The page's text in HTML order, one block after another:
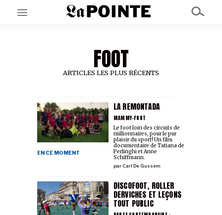
EN CE MOMENT
AU LARGE
À PROPOS
NOS PARTENAIRES
SOUTENEZ NOUS
FOOT
ARTICLES LES PLUS RÉCENTS
LA REMONTADA
MAMMY-FOOT
EN CE MOMENT
par Carl De Gussem
Le foot loin des circuits de
millionnaires, pour le pur
plaisir du sport! Un film
documentaire de Tatiana de
Perlinghi et Anne
Schiffmann.
DISCOFOOT, ROLLER
DERVICHES ET LEÇONS
TOUT PUBLIC